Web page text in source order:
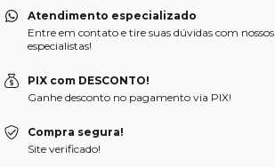
Atendimento especializado
Entre em contato e tire suas dúvidas com nossos
especialistas!
PIX com DESCONTO!
Ganhe desconto no pagamento via PIX!
Compra segura!
Site verificado!